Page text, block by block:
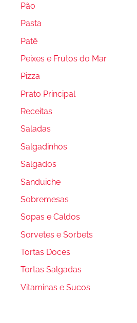
Pão
Pasta
Patê
Peixes e Frutos do Mar
Pizza
Prato Principal
Receitas
Saladas
Salgadinhos
Salgados
Sanduiche
Sobremesas
Sopas e Caldos
Sorvetes e Sorbets
Tortas Doces
Tortas Salgadas
Vitaminas e Sucos